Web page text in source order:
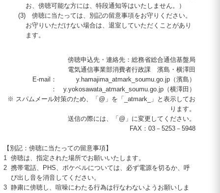
お、傍聴可能な方には、特段通知等はいたしません。）
(3)傍聴に当たっては、別記の留意事項をお守りください。
お守りいただけない場合は、退室していただくことがあり
ます。
傍聴申込先・連絡先：総務省総合通信基盤局
電気通信事業部消費者行政課 濱島・横澤田
E-mail ：
y.hamajima_atmark_soumu.go.jp（濱島）
：
y.yokosawata_atmark_soumu.go.jp（横澤田）
※ スパムメール対策のため、「@」を「_atmark_」と表示してお
ります。
送信の際には、「@」に変更してください。
FAX： 03－ 5253－ 5948
【別記：傍聴に当たっての留意事項】
1 傍聴は、指定された場所でお願いいたします。
2 携帯電話、 PHS、ポケベルについては、必ず電源を切るか、呼
び出し音を消音してください。
3 静粛に傍聴し、喧噪にわたる行為は行なわないようお願いしま